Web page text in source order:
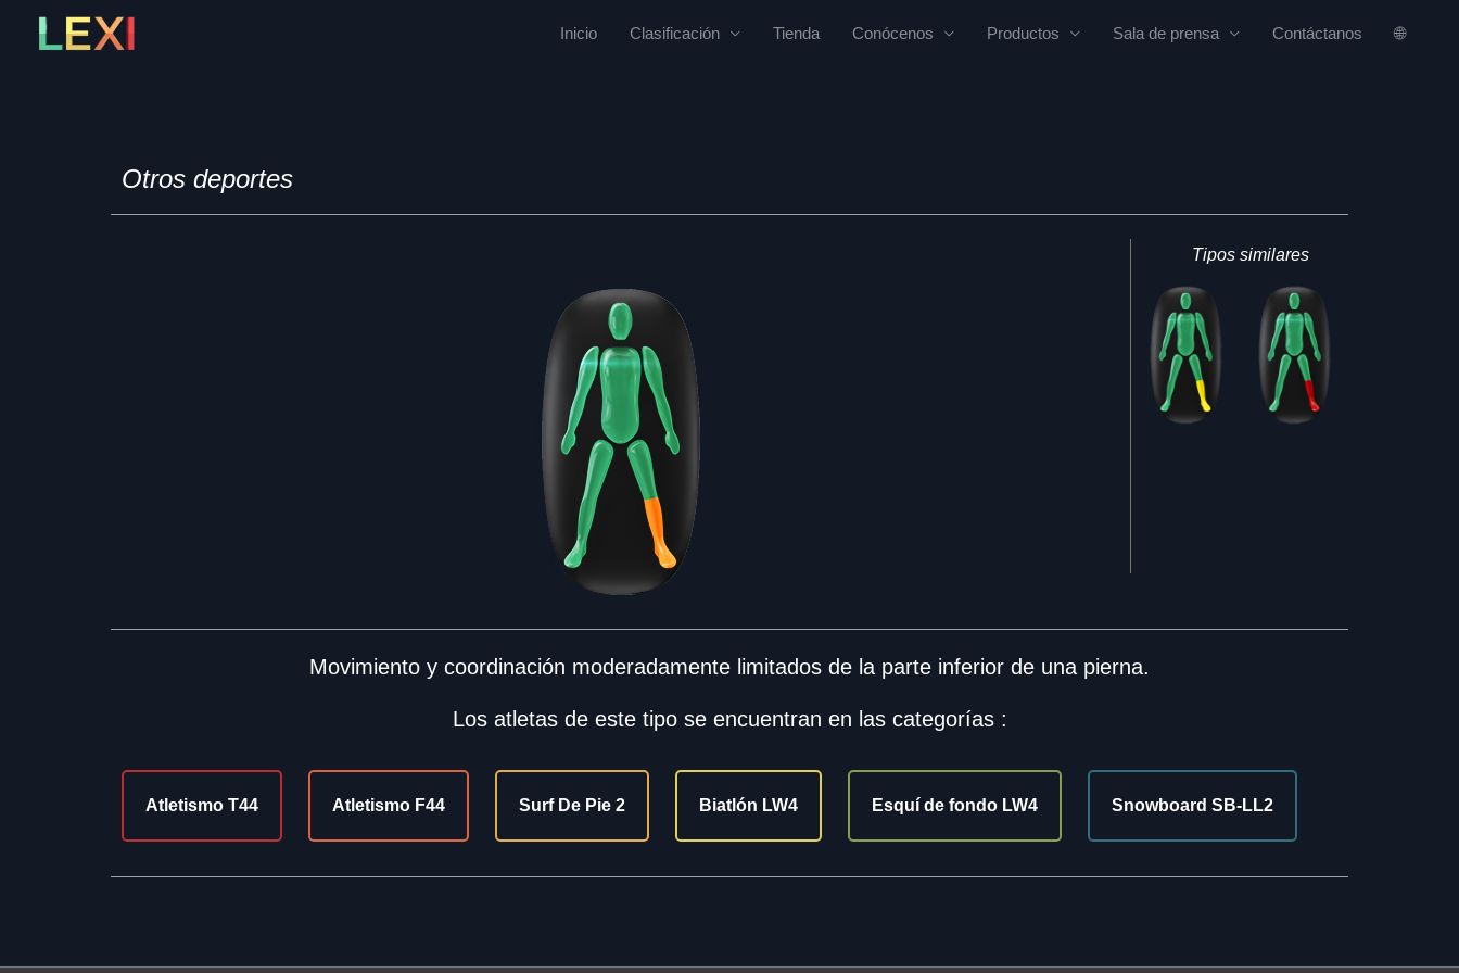
Inicio Clasificación Tienda Conócenos Productos Sala de prensa Contáctanos 🌐
Otros deportes
Tipos similares
Movimiento y coordinación moderadamente limitados de la parte inferior de una pierna.
Los atletas de este tipo se encuentran en las categorías :
Atletismo T44 Atletismo F44 Surf De Pie 2 Biatlón LW4 Esquí de fondo LW4 Snowboard SB-LL2